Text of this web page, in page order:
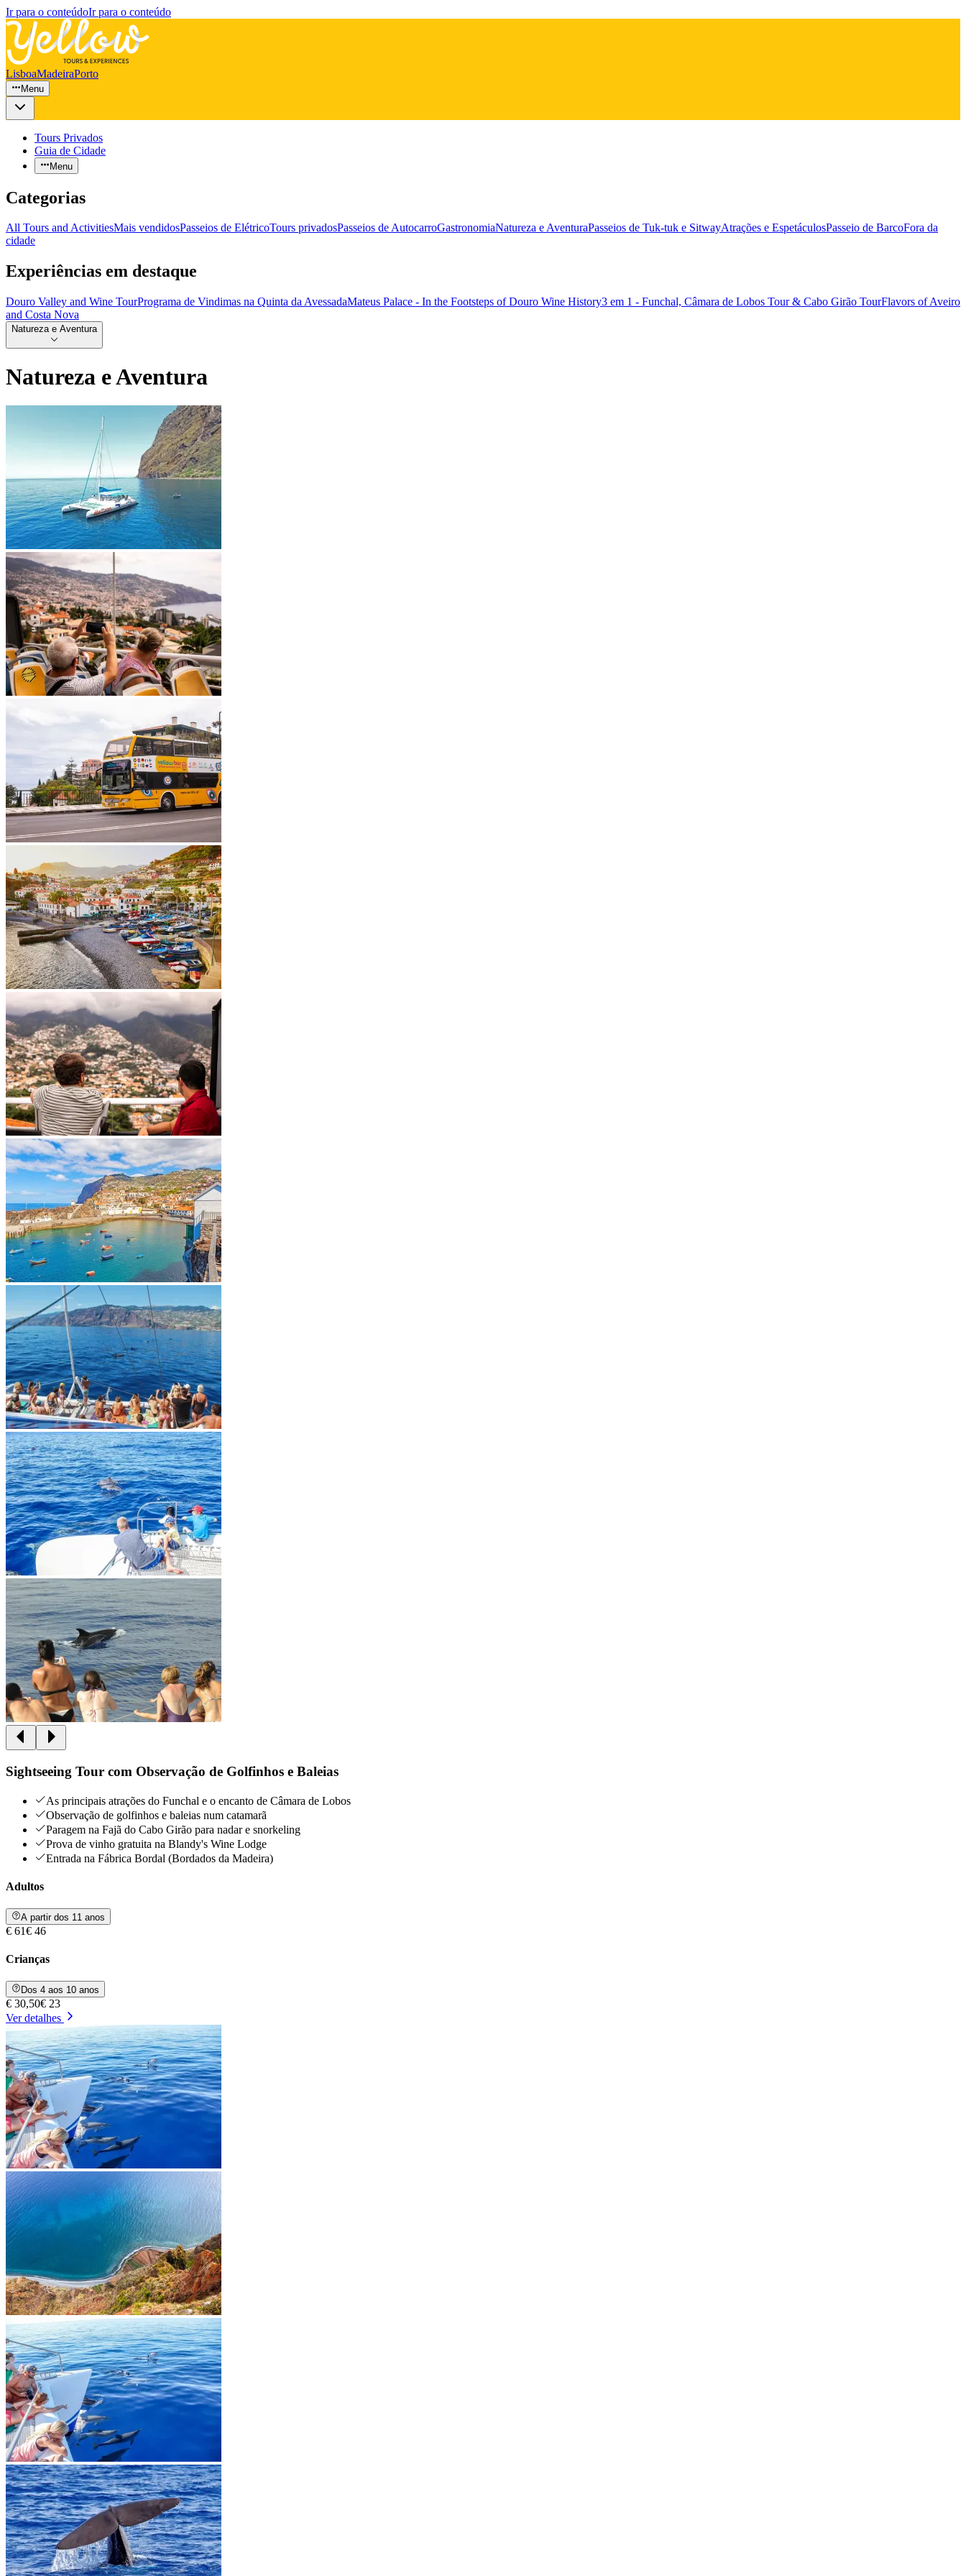
Ir para o conteúdoIr para o conteúdo
LisboaMadeiraPorto
Menu
Tours Privados
Guia de Cidade
Menu
Categorias
All Tours and ActivitiesMais vendidosPasseios de ElétricoTours privadosPasseios de AutocarroGastronomiaNatureza e AventuraPasseios de Tuk-tuk e SitwayAtrações e EspetáculosPasseio de BarcoFora da
cidade
Experiências em destaque
Douro Valley and Wine TourPrograma de Vindimas na Quinta da AvessadaMateus Palace - In the Footsteps of Douro Wine History3 em 1 - Funchal, Câmara de Lobos Tour & Cabo Girão TourFlavors of Aveiro
and Costa Nova
Natureza e Aventura
Natureza e Aventura
Sightseeing Tour com Observação de Golfinhos e Baleias
As principais atrações do Funchal e o encanto de Câmara de Lobos
Observação de golfinhos e baleias num catamarã
Paragem na Fajã do Cabo Girão para nadar e snorkeling
Prova de vinho gratuita na Blandy's Wine Lodge
Entrada na Fábrica Bordal (Bordados da Madeira)
Adultos
A partir dos 11 anos
€ 61€ 46
Crianças
Dos 4 aos 10 anos
€ 30,50€ 23
Ver detalhes